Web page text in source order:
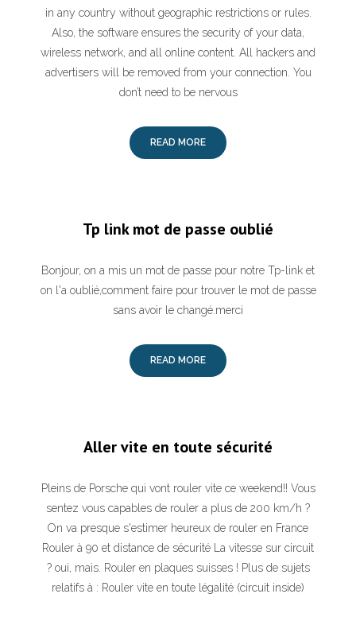
in any country without geographic restrictions or rules.
Also, the software ensures the security of your data,
wireless network, and all online content. All hackers and
advertisers will be removed from your connection. You
don’t need to be nervous
READ MORE
Tp link mot de passe oublié
Bonjour, on a mis un mot de passe pour notre Tp-link et
on l'a oublié,comment faire pour trouver le mot de passe
sans avoir le changé.merci
READ MORE
Aller vite en toute sécurité
Pleins de Porsche qui vont rouler vite ce weekend!! Vous
sentez vous capables de rouler a plus de 200 km/h ?
On va presque s'estimer heureux de rouler en France
Rouler à 90 et distance de sécurité La vitesse sur circuit
? oui, mais. Rouler en plaques suisses ! Plus de sujets
relatifs à : Rouler vite en toute légalité (circuit inside)